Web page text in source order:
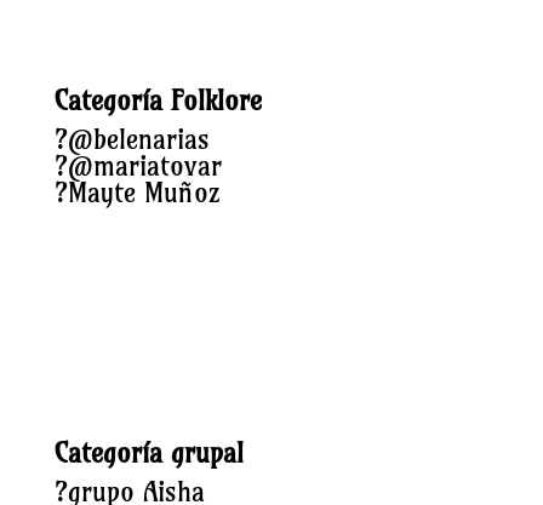
Categoría Folklore
?@belenarias
?@mariatovar
?Mayte Muñoz
Categoría grupal
?grupo Aisha